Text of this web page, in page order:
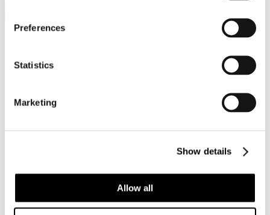
Preferences
Statistics
Marketing
Show details
Allow all
Ricordami
Login